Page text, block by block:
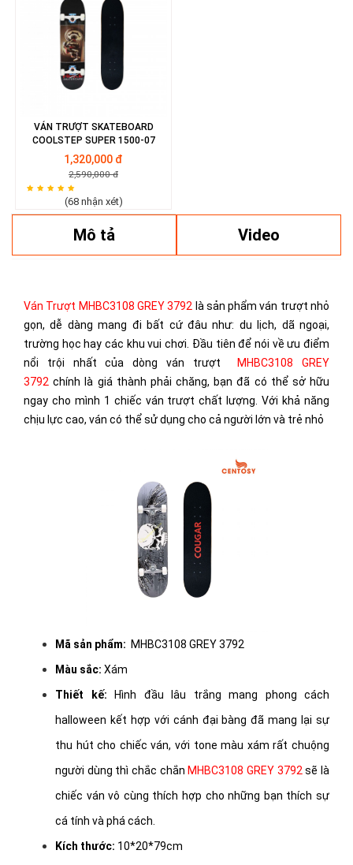
VÁN TRƯỢT SKATEBOARD
COOLSTEP SUPER 1500-07
1,320,000 đ
2,590,000 đ
(68 nhận xét)
Mô tả
Ván Trượt MHBC3108 GREY 3792 là sản phẩm ván trượt nhỏ
gọn, dễ dàng mang đi bất cứ đâu như: du lịch, dã ngoại,
trường học hay các khu vui chơi. Đầu tiên để nói về ưu điểm
nổi trội nhất của dòng ván trượt
MHBC3108 GREY
3792 chính là giá thành phải chăng, bạn đã có thể sở hữu
ngay cho mình 1 chiếc ván trượt chất lượng. Với khả năng
chịu lực cao, ván có thể sử dụng cho cả người lớn và trẻ nhỏ
Mã sản phẩm: MHBC3108 GREY 3792
Màu sắc: Xám
Thiết kế:
Hình đầu lâu trắng mang phong cách
halloween kết hợp với cánh đại bàng đã mang lại sự
thu hút cho chiếc ván, với tone màu xám rất chuộng
người dùng thì chắc chắn MHBC3108 GREY 3792sẽ là
chiếc ván vô cùng thích hợp cho những bạn thích sự
cá tính và phá cách.
Kích thước: 10*20*79cm
Video